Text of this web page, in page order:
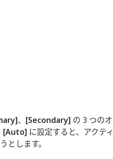
、 [Secondary] の 3 つのオ
[Auto] に設定すると、アクティ
とします。